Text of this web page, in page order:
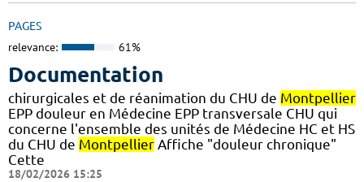
PAGES
relevance: 61%
Documentation
chirurgicales et de réanimation du CHU de Montpellier
EPP douleur en Médecine EPP transversale CHU qui
concerne l'ensemble des unités de Médecine HC et HS
du CHU de Montpellier Affiche "douleur chronique"
Cette
18/02/2026 15:25